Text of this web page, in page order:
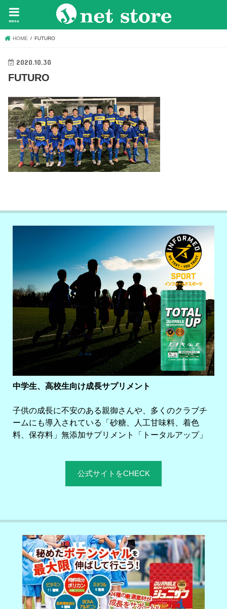
menu
HOME FUTURO
2020.10.30
FUTURO
中学生、高校生向け成長サプリメント
子供の成長に不安のある親御さんや、多くのクラブチ
ームにも導入されている「砂糖、人工甘味料、着色
料、保存料」無添加サプリメント「トータルアップ」
公式サイトをCHECK